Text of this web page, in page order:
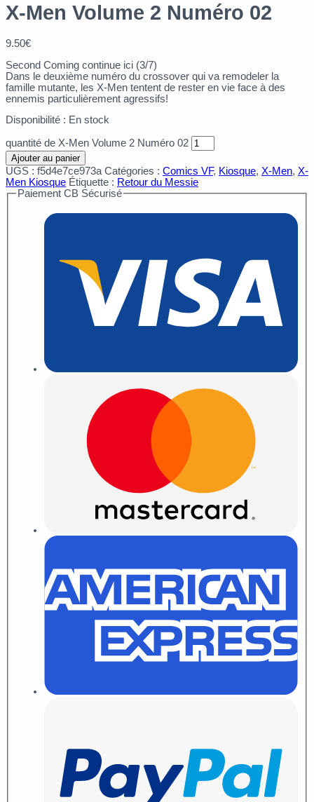
X-Men Volume 2 Numéro 02
9.50€
Second Coming continue ici (3/7)
Dans le deuxième numéro du crossover qui va remodeler la
famille mutante, les X-Men tentent de rester en vie face à des
ennemis particulièrement agressifs!
Disponibilité : En stock
quantité de X-Men Volume 2 Numéro 02
Ajouter au panier
UGS : f5d4e7ce973a Catégories : Comics VF, Kiosque, X-Men, X-
Men Kiosque Étiquette : Retour du Messie
Paiement CB Sécurisé